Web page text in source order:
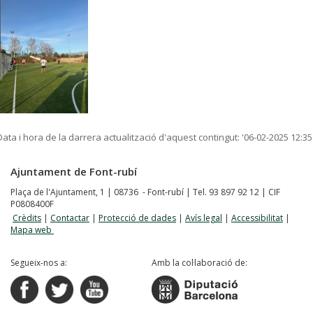
i hora de la darrera actualització d'aquest contingut: '06-02-2025 12:35
Ajuntament de Font-rubí
Plaça de l'Ajuntament, 1 | 08736 - Font-rubí | Tel. 93 897 92 12 | CIF
P0808400F
Crèdits | Contactar | Protecció de dades | Avís legal | Accessibilitat |
Mapa web
Segueix-nos a: Amb la col·laboració de: